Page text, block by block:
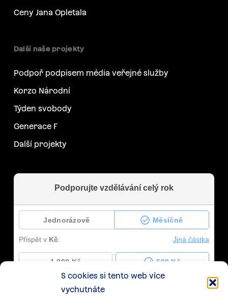
S cookies si tento web více
vychutnáte
Ceny Jana Opletala
Další naše projekty
Podpoř podpisem média veřejné služby
Korzo Národní
Týden svobody
Generace F
Další projekty